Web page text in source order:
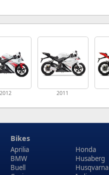
2012 2011
Bikes
Aprilia
BMW
Buell
Honda
Husaberg
Husqvarna